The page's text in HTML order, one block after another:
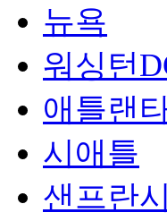
뉴욕
워싱턴
애틀랜
시애틀
샌프란